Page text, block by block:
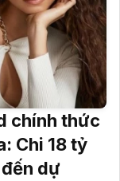
chính thức
Chi 18 tỷ
dự